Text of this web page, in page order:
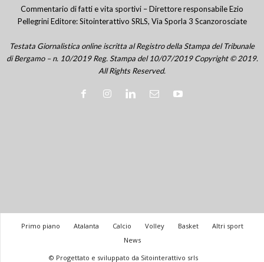
Commentario di fatti e vita sportivi – Direttore responsabile Ezio
Pellegrini Editore: Sitointerattivo SRLS, Via Sporla 3 Scanzorosciate
Testata Giornalistica online iscritta al Registro della Stampa del Tribunale
di Bergamo – n. 10/2019 Reg. Stampa del 10/07/2019 Copyright © 2019.
All Rights Reserved.
Primo piano Atalanta Calcio Volley Basket
Altri sport
News
© Progettato e sviluppato da Sitointerattivo srls